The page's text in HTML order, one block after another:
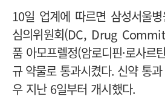
10일 업계에 따르면 삼성서울
심의위원회(DC, Drug
품 아모프렐정(암로디핀·로사르
규 약물로 통과시켰다. 신약 통
우지난 6일부터 개시했다.